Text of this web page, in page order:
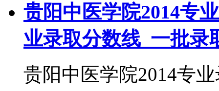
贵阳中医学院2014专
业录取分数线_一批录
贵阳中医学院2014专